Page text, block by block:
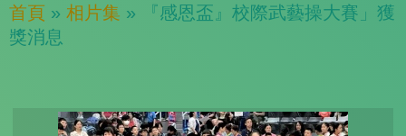
首頁 » 相片集 »
『感恩盃』校際武藝操大賽」獲
獎消息